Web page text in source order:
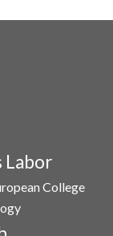
Labor
College